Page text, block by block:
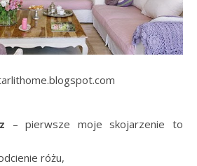
– pierwsze moje skojarzenie to
różu,